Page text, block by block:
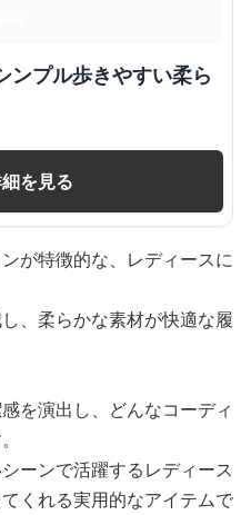
ンプル歩きやすい柔ら
を見る
が特徴的な、レディースに
、柔らかな素材が快適な履
を演出し、どんなコーディ
ーンで活躍するレディース
くれる実用的なアイテムで